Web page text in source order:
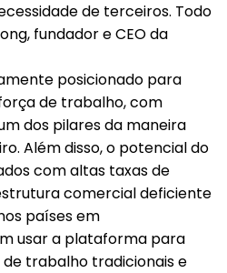
de terceiros. Todo
fundador e CEO da
posicionado para
de trabalho, com
dos pilares da maneira
Além disso, o potencial do
com altas taxas de
comercial deficiente
países em
usar a plataforma para
trabalho tradicionais e